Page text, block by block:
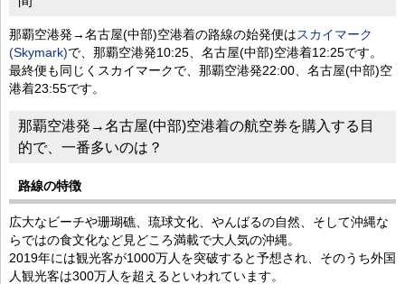
那覇空港発→名古屋(中部)空港着の路線の始発便はスカイマーク
(Skymark)で、那覇空港発10:25、名古屋(中部)空港着12:25です。
最終便も同じくスカイマークで、那覇空港発22:00、名古屋(中部)空
港着23:55です。
那覇空港発→名古屋(中部)空港着の航空券を購入する目
的で、一番多いのは？
路線の特徴
広大なビーチや珊瑚礁、琉球文化、やんばるの自然、そして沖縄な
らではの食文化など見どころ満載で大人気の沖縄。
2019年には観光客が1000万人を突破すると予想され、そのうち外国
人観光客は300万人を超えるといわれています。